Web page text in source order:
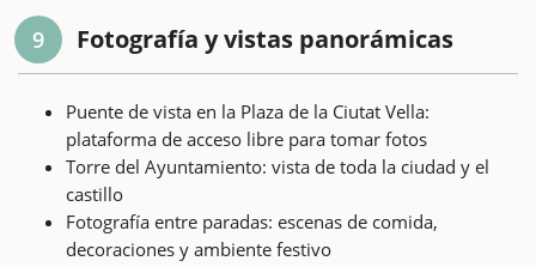
9 Fotografía y vistas panorámicas
Puente de vista en la Plaza de la Ciutat Vella:
plataforma de acceso libre para tomar fotos
Torre del Ayuntamiento: vista de toda la ciudad y el
castillo
Fotografía entre paradas: escenas de comida,
decoraciones y ambiente festivo